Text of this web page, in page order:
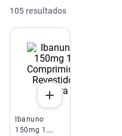
105 resultados
Ibanuno
150mg 1